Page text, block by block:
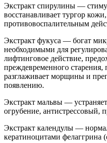
Экстракт спирулины —
восстанавливает тургор
противовоспалительным
Экстракт фукуса — богат
необходимыми для
лифтинговое действие,
преждевременного старения,
разглаживает морщины и
появлению.
Экстракт мальвы —
огрубение, антистрессовый,
Экстракт календулы —
кератиноцитами фелаггрина